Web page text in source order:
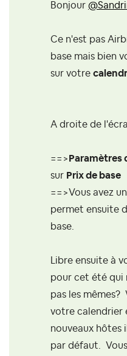
Bonjour
Ce n'est pas
base mais bien
sur votre
A droite de
==> Paramètres
sur Prix de base
==>Vous avez
permet ensuite
base.
Libre ensuite à
pour cet été qui
pas les mêmes?
votre calendrier
nouveaux hôtes
par défaut.